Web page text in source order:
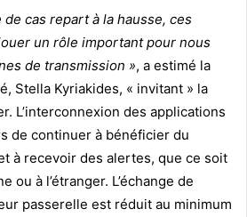
cas repart à la hausse, ces
un rôle important pour nous
de transmission », a estimé la
Stella Kyriakides, « invitant » la
L’interconnexion des applications
de continuer à bénéficier du
à recevoir des alertes, que ce soit
ou à l’étranger. L’échange de
passerelle est réduit au minimum